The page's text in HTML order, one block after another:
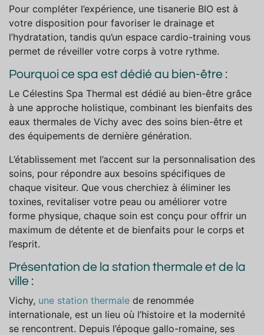
Pour compléter l’expérience, une tisanerie BIO est à
votre disposition pour favoriser le drainage et
l’hydratation, tandis qu’un espace cardio-training vous
permet de réveiller votre corps à votre rythme.
Pourquoi ce spa est dédié au bien-être :
Le Célestins Spa Thermal est dédié au bien-être grâce
à une approche holistique, combinant les bienfaits des
eaux thermales de Vichy avec des soins bien-être et
des équipements de dernière génération.
L’établissement met l’accent sur la personnalisation des
soins, pour répondre aux besoins spécifiques de
chaque visiteur. Que vous cherchiez à éliminer les
toxines, revitaliser votre peau ou améliorer votre
forme physique, chaque soin est conçu pour offrir un
maximum de détente et de bienfaits pour le corps et
l’esprit.
Présentation de la station thermale et de la
ville :
Vichy, une station thermale de renommée
internationale, est un lieu où l’histoire et la modernité
se rencontrent. Depuis l’époque gallo-romaine, ses